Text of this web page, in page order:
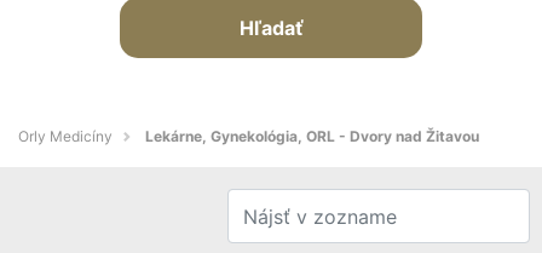
Hľadať
Orly Medicíny Lekárne, Gynekológia, ORL - Dvory nad Žitavou